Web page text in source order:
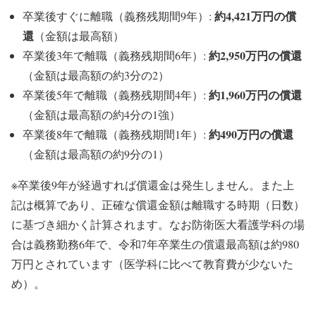
卒業後すぐに離職（義務残期間9年）: 約4,421万円の償
還 （金額は最高額）
卒業後3年で離職（義務残期間6年）: 約2,950万円の償還
（金額は最高額の約3分の2）
卒業後5年で離職（義務残期間4年）: 約1,960万円の償還
（金額は最高額の約4分の1強）
卒業後8年で離職（義務残期間1年）: 約490万円の償還
（金額は最高額の約9分の1）
※卒業後9年が経過すれば償還金は発生しません。また上
記は概算であり、正確な償還金額は離職する時期（日数）
に基づき細かく計算されます。なお防衛医大看護学科の場
合は義務勤務6年で、令和7年卒業生の償還最高額は約980
万円とされています（医学科に比べて教育費が少ないた
め）。